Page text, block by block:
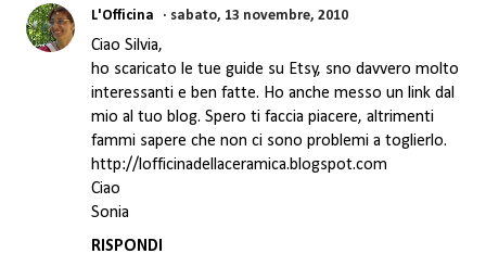
L'Officina sabato, 13 novembre, 2010
Ciao Silvia,
ho scaricato le tue guide su Etsy, sno davvero molto
interessanti e ben fatte. Ho anche messo un link dal
mio al tuo blog. Spero ti faccia piacere, altrimenti
fammi sapere che non ci sono problemi a toglierlo.
http://lofficinadellaceramica.blogspot.com
Ciao
Sonia
RISPONDI